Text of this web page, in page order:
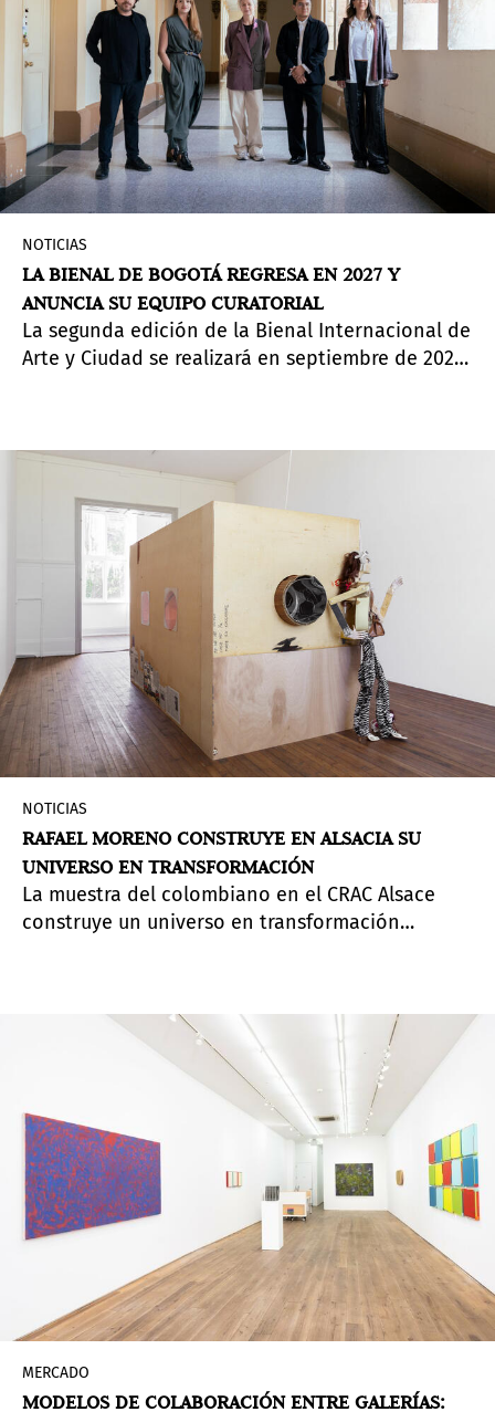
NOTICIAS
LA BIENAL DE BOGOTÁ REGRESA EN 2027 Y
ANUNCIA SU EQUIPO CURATORIAL
La segunda edición de la Bienal Internacional de
Arte y Ciudad se realizará en septiembre de 2027
NOTICIAS
RAFAEL MORENO CONSTRUYE EN ALSACIA SU
UNIVERSO EN TRANSFORMACIÓN
La muestra del colombiano en el CRAC Alsace
construye un universo en transformación
estructuras sociales, económicas y simbólicas
que configuran nuestra experiencia vital.
MERCADO
MODELOS DE COLABORACIÓN ENTRE GALERÍAS: